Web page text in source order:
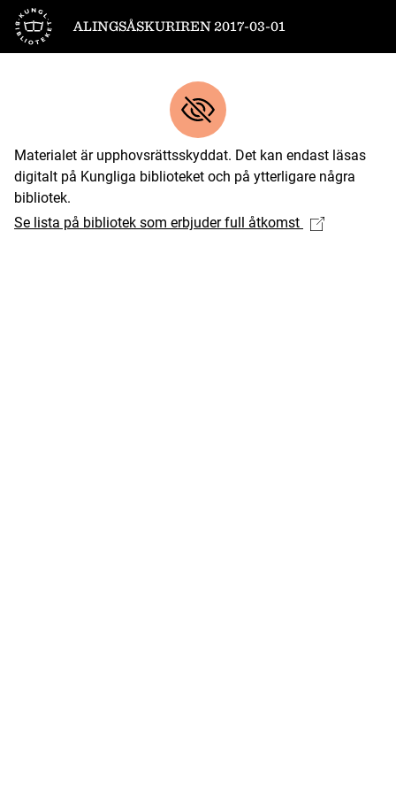
Till startsidan
ALINGSÅSKURIREN 2017-03-01
Materialet är upphovsrättsskyddat. Det kan endast läsas
digitalt på Kungliga biblioteket och på ytterligare några
bibliotek.
Se lista på bibliotek som erbjuder full åtkomst